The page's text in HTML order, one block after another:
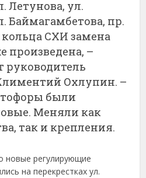
Летунова, ул.
Баймагамбетова, пр.
кольца СХИ замена
произведена, –
Охлупин. –
были
Меняли как
так и крепления.
новые регулирующие
на перекрестках ул.